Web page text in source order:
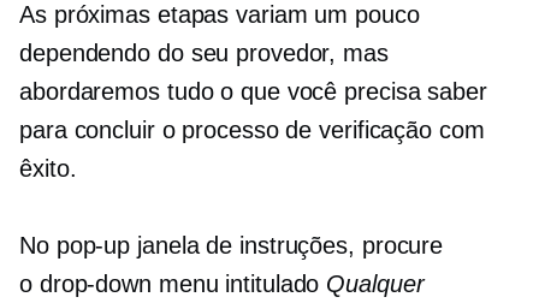
As próximas etapas variam um pouco
dependendo do seu provedor, mas
abordaremos tudo o que você precisa saber
para concluir o processo de verificação com
êxito.
No pop-up janela de instruções, procure
o drop-down menu intitulado Qualquer